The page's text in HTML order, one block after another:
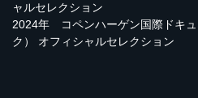
ャルセレクション
2024年 コペンハーゲン国際ドキ
ク） オフィシャルセレクション